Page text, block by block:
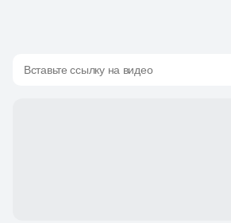
Вставьте ссылку на видео